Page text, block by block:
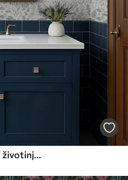
Dekorativni uzorak sa šumskim životinjama